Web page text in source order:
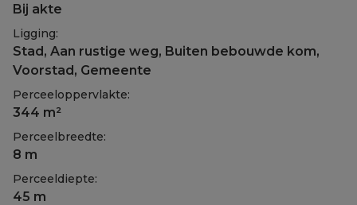
Bij akte
Ligging:
Stad, Aan rustige weg, Buiten bebouwde kom,
Voorstad, Gemeente
Perceeloppervlakte:
344 m²
Perceelbreedte:
8 m
Perceeldiepte:
45 m